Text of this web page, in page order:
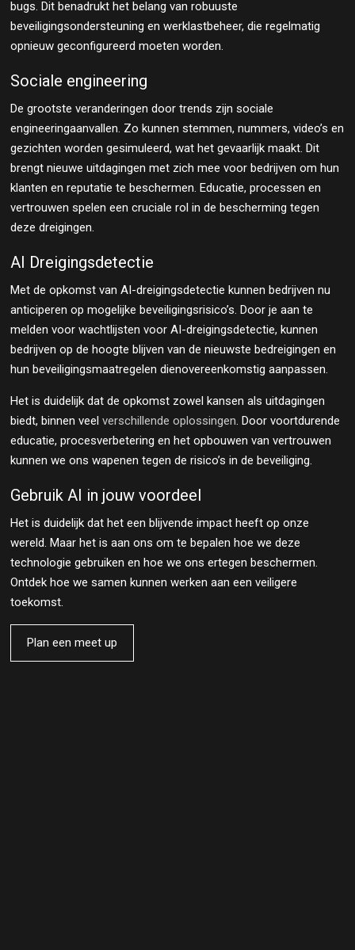
bugs. Dit benadrukt het belang van robuuste
beveiligingsondersteuning en werklastbeheer, die regelmatig
opnieuw geconfigureerd moeten worden.
Sociale engineering
De grootste veranderingen door trends zijn sociale
engineeringaanvallen. Zo kunnen stemmen, nummers, video’s en
gezichten worden gesimuleerd, wat het gevaarlijk maakt. Dit
brengt nieuwe uitdagingen met zich mee voor bedrijven om hun
klanten en reputatie te beschermen. Educatie, processen en
vertrouwen spelen een cruciale rol in de bescherming tegen
deze dreigingen.
AI Dreigingsdetectie
Met de opkomst van AI-dreigingsdetectie kunnen bedrijven nu
anticiperen op mogelijke beveiligingsrisico’s. Door je aan te
melden voor wachtlijsten voor AI-dreigingsdetectie, kunnen
bedrijven op de hoogte blijven van de nieuwste bedreigingen en
hun beveiligingsmaatregelen dienovereenkomstig aanpassen.
Het is duidelijk dat de opkomst zowel kansen als uitdagingen
biedt, binnen veel verschillende oplossingen. Door voortdurende
educatie, procesverbetering en het opbouwen van vertrouwen
kunnen we ons wapenen tegen de risico’s in de beveiliging.
Gebruik AI in jouw voordeel
Het is duidelijk dat het een blijvende impact heeft op onze
wereld. Maar het is aan ons om te bepalen hoe we deze
technologie gebruiken en hoe we ons ertegen beschermen.
Ontdek hoe we samen kunnen werken aan een veiligere
toekomst.
Plan een meet up